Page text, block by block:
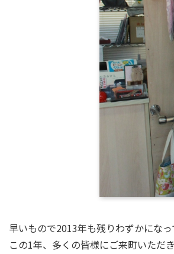
早いもので2013年も残りわずかになっ
この1年、多くの皆様にご来町いただ